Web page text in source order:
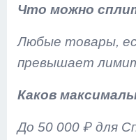
Что можно
Любые товары,
превышает
Каков
До 50 000 ₽ для